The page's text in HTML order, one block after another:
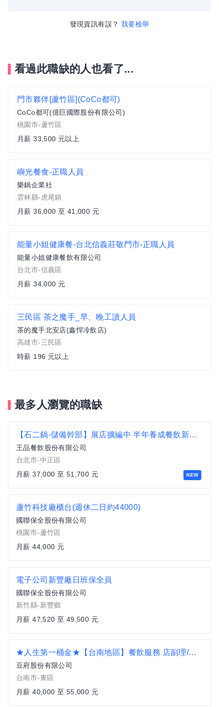
發現資訊有誤？ 我要檢舉
看過此職缺的人也看了...
門市夥伴[蘆竹區](CoCo都可)
CoCo都可(億巨國際股份有限公司)
桃園市-蘆竹區
月薪 33,500 元以上
嶼光餐食-正職人員
樂鍋企業社
雲林縣-虎尾鎮
月薪 36,000 至 41,000 元
能量小姐健康餐-台北信義莊敬門市-正職人員
能量小姐健康餐飲有限公司
台北市-信義區
月薪 34,000 元
三民區 茶之魔手_早、晚工讀人員
茶的魔手北安店(鑫悍冷飲店)
高雄市-三民區
時薪 196 元以上
最多人瀏覽的職缺
NEW
【石二鍋-儲備幹部】展店擴編中 半年養成餐飲新星 台北
王品餐飲股份有限公司
台北市-中正區
月薪 37,000 至 51,700 元
蘆竹科技廠櫃台(週休二日約44000)
國聯保全股份有限公司
桃園市-蘆竹區
月薪 44,000 元
電子公司新豐廠日班保全員
國聯保全股份有限公司
新竹縣-新豐鄉
月薪 47,520 至 49,500 元
★人生第一桶金★【台南地區】餐飲服務 店副理/店襄理
豆府股份有限公司
台南市-東區
月薪 40,000 至 55,000 元